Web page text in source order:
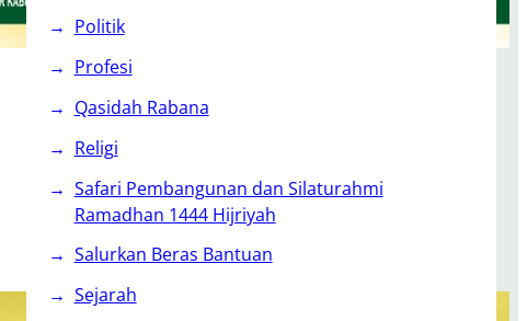
Politik
Profesi
Qasidah Rabana
Religi
Safari Pembangunan dan Silaturahmi
Ramadhan 1444 Hijriyah
Salurkan Beras Bantuan
Sejarah